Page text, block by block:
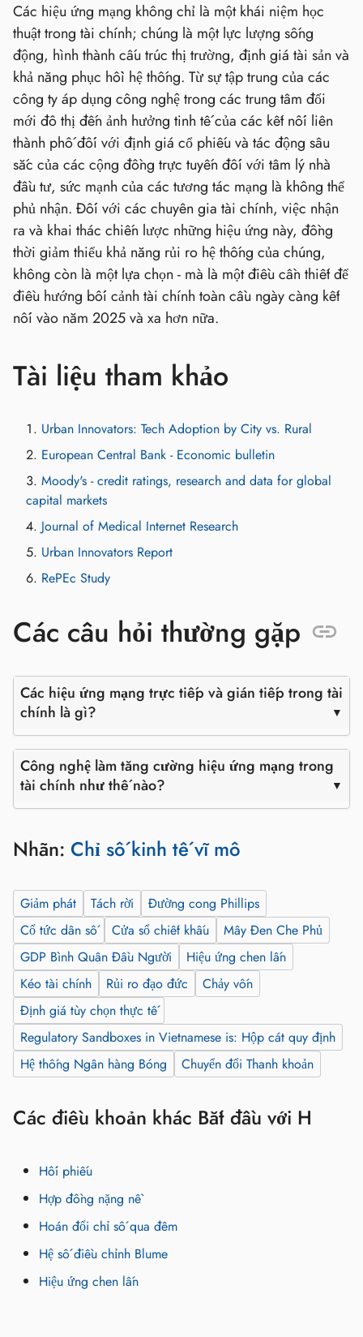
Các hiệu ứng mạng không chỉ là một khái niệm học
thuật trong tài chính; chúng là một lực lượng sống
động, hình thành cấu trúc thị trường, định giá tài sản và
khả năng phục hồi hệ thống. Từ sự tập trung của các
công ty áp dụng công nghệ trong các trung tâm đổi
mới đô thị đến ảnh hưởng tinh tế của các kết nối liên
thành phố đối với định giá cổ phiếu và tác động sâu
sắc của các cộng đồng trực tuyến đối với tâm lý nhà
đầu tư, sức mạnh của các tương tác mạng là không thể
phủ nhận. Đối với các chuyên gia tài chính, việc nhận
ra và khai thác chiến lược những hiệu ứng này, đồng
thời giảm thiểu khả năng rủi ro hệ thống của chúng,
không còn là một lựa chọn - mà là một điều cần thiết để
điều hướng bối cảnh tài chính toàn cầu ngày càng kết
nối vào năm 2025 và xa hơn nữa.
Tài liệu tham khảo
Urban Innovators: Tech Adoption by City vs. Rural
European Central Bank - Economic bulletin
Moody's - credit ratings, research and data for global
capital markets
Journal of Medical Internet Research
Urban Innovators Report
RePEc Study
Các câu hỏi thường gặp
Các hiệu ứng mạng trực tiếp và gián tiếp trong tài
chính là gì?
Công nghệ làm tăng cường hiệu ứng mạng trong
tài chính như thế nào?
Nhãn: Chỉ số kinh tế vĩ mô
Giảm phát Tách rời
Đường cong Phillips
Cổ tức dân số
Cửa sổ chiết khấu
Mây Đen Che Phủ
GDP Bình Quân Đầu Người
Hiệu ứng chen lấn
Kéo tài chính
Rủi ro đạo đức
Chảy vốn
Định giá tùy chọn thực tế
Regulatory Sandboxes in Vietnamese is: Hộp cát quy định
Hệ thống Ngân hàng Bóng
Chuyển đổi Thanh khoản
Các điều khoản khác Bắt đầu với H
Hối phiếu
Hợp đồng nặng nề
Hoán đổi chỉ số qua đêm
Hệ số điều chỉnh Blume
Hiệu ứng chen lấn